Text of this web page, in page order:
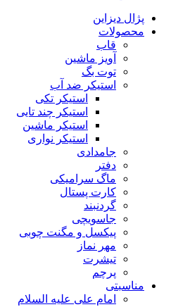
پژال دیزاین
محصولات
قاب
آویز ماشین
توت بگ
استیکر ضد آب
استیکر تکی
استیکر چند تایی
استیکر ماشین
استیکر نواری
جامدادی
دفتر
ماگ سرامیکی
کارت پستال
گردنبند
جاسویچی
پیکسل و مگنت چوبی
مهر نماز
تیشرت
پرچم
مناسبتی
امام علی علیه السلام